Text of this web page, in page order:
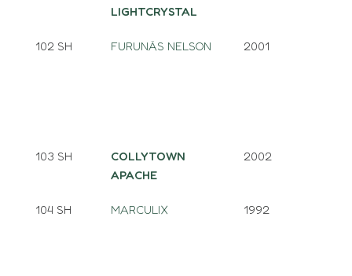
LIGHTCRYSTAL
102 SH FURUNÄS NELSON 2001
103 SH
COLLYTOWN
APACHE
2002
104 SH MARCULIX 1992